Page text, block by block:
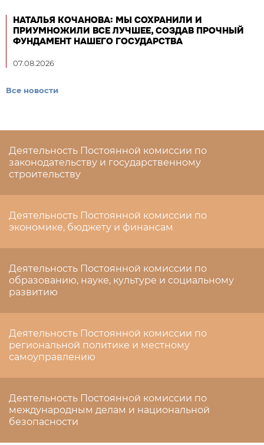
НАТАЛЬЯ КОЧАНОВА: МЫ СОХРАНИЛИ И
ПРИУМНОЖИЛИ ВСЕ ЛУЧШЕЕ, СОЗДАВ ПРОЧНЫЙ
ФУНДАМЕНТ НАШЕГО ГОСУДАРСТВА
07.08.2026
Все новости
Деятельность Постоянной комиссии по
законодательству и государственному
строительству
Деятельность Постоянной комиссии по
экономике, бюджету и финансам
Деятельность Постоянной комиссии по
образованию, науке, культуре и социальному
развитию
Деятельность Постоянной комиссии по
региональной политике и местному
самоуправлению
Деятельность Постоянной комиссии по
международным делам и национальной
безопасности